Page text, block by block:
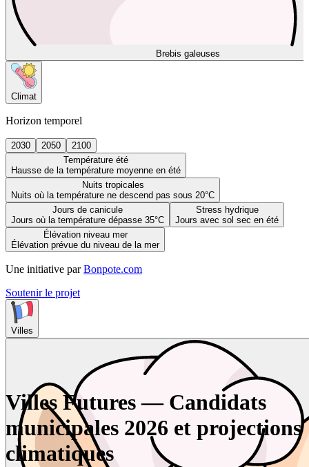
Brebis galeuses
Climat
Horizon temporel
2030 2050
2100
Température été
Hausse de la température moyenne en été
Nuits tropicales
Nuits où la température ne descend pas sous 20°C
Jours de canicule
Jours où la température dépasse 35°C
Stress hydrique
Jours avec sol sec en été
Élévation niveau mer
Élévation prévue du niveau de la mer
Une initiative par Bonpote.com
Soutenir le projet
Villes
Villes Futures — Candidats
municipales 2026 et projections
climatiques